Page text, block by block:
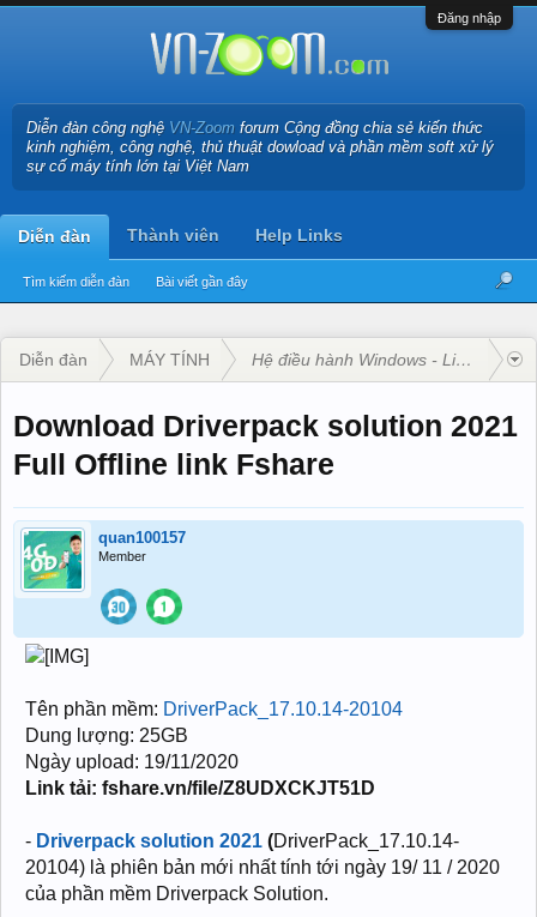
Đăng nhập
Diễn đàn công nghệ VN-Zoom forum Cộng đồng chia sẻ kiến thức
kinh nghiệm, công nghệ, thủ thuật dowload và phần mềm soft xử lý
sự cố máy tính lớn tại Việt Nam
Diễn đàn
Tìm kiếm diễn đàn Bài viết gần đây
Thành viên Help Links
Diễn đàn MÁY TÍNH Hệ điều hành Windows - Linux - Mac
Download Driverpack solution 2021
Full Offline link Fshare
quan100157
Member
Tên phần mềm: DriverPack_17.10.14-20104
Dung lượng: 25GB
Ngày upload: 19/11/2020
Link tải: fshare.vn/file/Z8UDXCKJT51D
- Driverpack solution 2021 (DriverPack_17.10.14-
20104) là phiên bản mới nhất tính tới ngày 19/ 11 / 2020
của phần mềm Driverpack Solution.